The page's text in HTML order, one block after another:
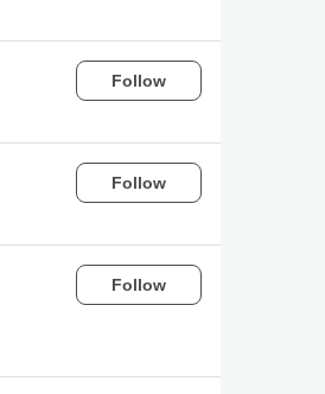
Follow
Follow
Follow